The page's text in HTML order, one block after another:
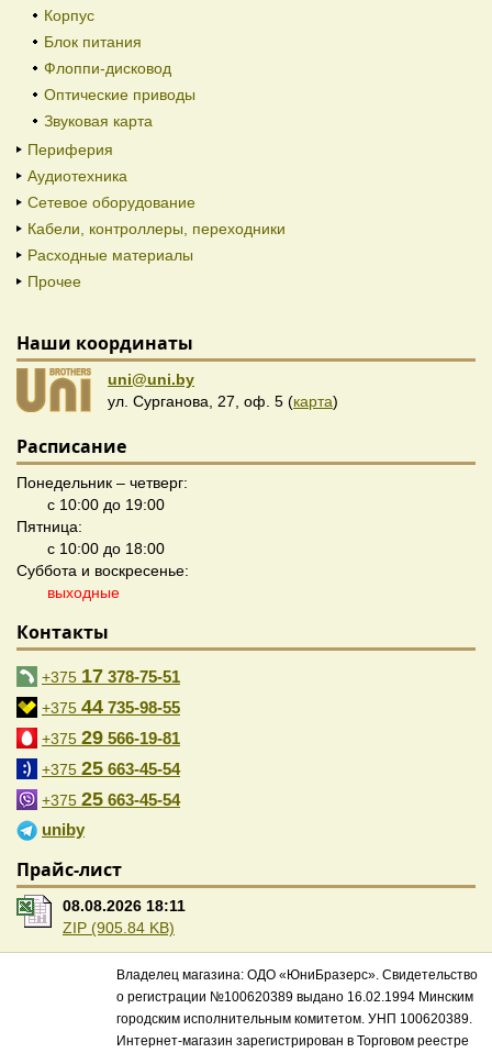
Корпус
Блок питания
Флоппи-дисковод
Оптические приводы
Звуковая карта
Периферия
Аудиотехника
Сетевое оборудование
Кабели, контроллеры, переходники
Расходные материалы
Прочее
Наши координаты
uni@uni.by
ул. Сурганова, 27, оф. 5 (карта)
Расписание
Понедельник – четверг:
с 10:00 до 19:00
Пятница:
с 10:00 до 18:00
Суббота и воскресенье:
выходные
Контакты
+375 17 378-75-51
+375 44 735-98-55
+375 29 566-19-81
+375 25 663-45-54
+375 25 663-45-54
uniby
Прайс-лист
08.08.2026 18:11
ZIP (905.84 KB)
Владелец магазина: ОДО «ЮниБразерс». Свидетельство
о регистрации №100620389 выдано 16.02.1994 Минским
городским исполнительным комитетом. УНП 100620389.
Интернет-магазин зарегистрирован в Торговом реестре